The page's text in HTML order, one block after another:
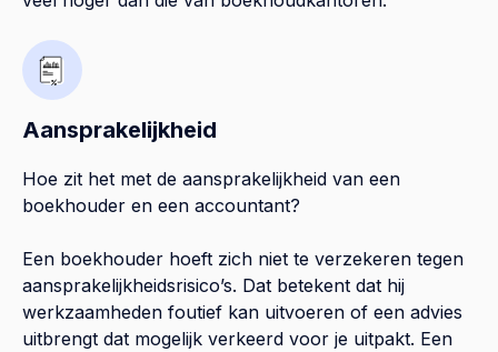
Aansprakelijkheid
Hoe zit het met de aansprakelijkheid van een
boekhouder en een accountant?
Een boekhouder hoeft zich niet te verzekeren tegen
aansprakelijkheidsrisico’s. Dat betekent dat hij
werkzaamheden foutief kan uitvoeren of een advies
uitbrengt dat mogelijk verkeerd voor je uitpakt. Een